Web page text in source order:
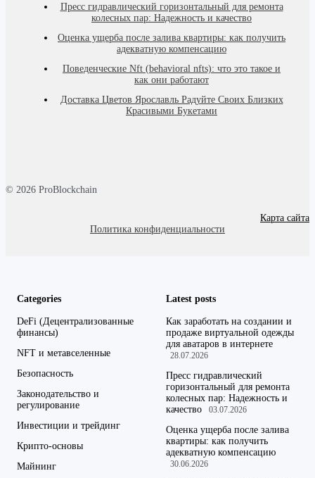
Пресс гидравлический горизонтальный для ремонта
колесных пар: Надежность и качество
Оценка ущерба после залива квартиры: как получить
адекватную компенсацию
Поведенческие Nft (behavioral nfts): что это такое и
как они работают
Доставка Цветов Ярославль Радуйте Своих Близких
Красивыми Букетами
© 2026 ProBlockchain
Карта сайта
Политика конфиденциальности
Categories
DeFi (Децентрализованные
финансы)
NFT и метавселенные
Безопасность
Законодательство и
регулирование
Инвестиции и трейдинг
Крипто-основы
Майнинг
Latest posts
Как заработать на создании и
продаже виртуальной одежды
для аватаров в интернете
28.07.2026
Пресс гидравлический
горизонтальный для ремонта
колесных пар: Надежность и
качество
03.07.2026
Оценка ущерба после залива
квартиры: как получить
адекватную компенсацию
30.06.2026